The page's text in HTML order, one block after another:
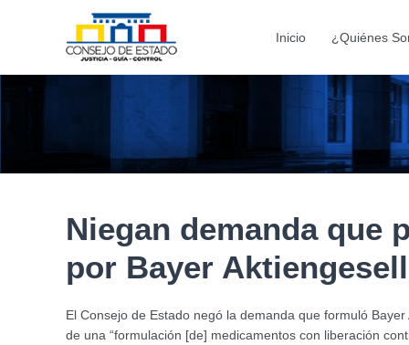
Inicio ¿Quiénes
Niegan demanda que
por Bayer
El Consejo de Estado negó la demanda que formuló
de una “formulación [de] medicamentos con liberación